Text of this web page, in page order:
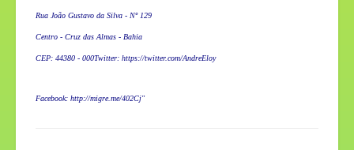
Rua João Gustavo da Silva - Nº 129
Centro - Cruz das Almas - Bahia
CEP: 44380 - 000Twitter: https://twitter.com/AndreEloy
Facebook: http://migre.me/402Cj"